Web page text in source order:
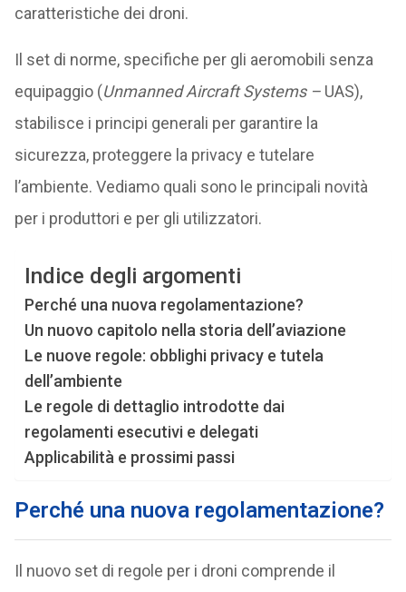
caratteristiche dei droni.
Il set di norme, specifiche per gli aeromobili senza
equipaggio (Unmanned Aircraft Systems –UAS),
stabilisce i principi generali per garantire la
sicurezza, proteggere la privacy e tutelare
l’ambiente. Vediamo quali sono le principali novità
per i produttori e per gli utilizzatori.
Indice degli argomenti
Perché una nuova regolamentazione?
Un nuovo capitolo nella storia dell’aviazione
Le nuove regole: obblighi privacy e tutela
dell’ambiente
Le regole di dettaglio introdotte dai
regolamenti esecutivi e delegati
Applicabilità e prossimi passi
Perché una nuova regolamentazione?
Il nuovo set di regole per i droni comprende il